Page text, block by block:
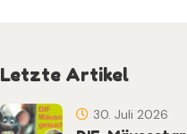
Letzte Artikel
30. Juli 2026